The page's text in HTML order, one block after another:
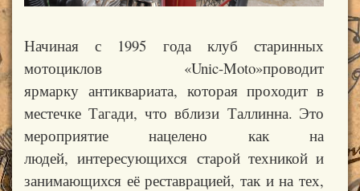
Начиная с 1995 года клуб старинных
мотоциклов «Unic-Moto»проводит
ярмаркуантиквариата, которая проходит в
местечкеТагади, чтовблизи Таллинна. Это
мероприятие нацелено как на
людей,интересующихся старой техникой и
занимающихся её реставрацией, так и на тех,